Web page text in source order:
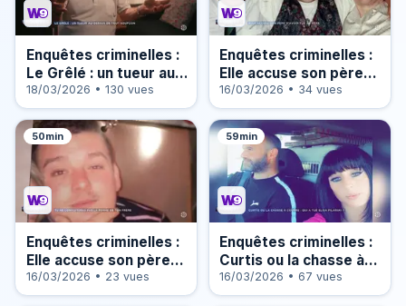
Enquêtes criminelles :
Le Grêlé : un tueur au-
dessus de tout
soupçon (1/2)
18/03/2026 • 130 vues
Enquêtes criminelles :
Elle accuse son père
d’avoir tué sa mère
(1/2)
16/03/2026 • 34 vues
50min
Enquêtes criminelles :
Elle accuse son père
d’avoir tué sa mère
(2/2)
16/03/2026 • 23 vues
59min
Enquêtes criminelles :
Curtis ou la chasse à
courre : qui a tué Élisa
Pilarski ? (1/2)
16/03/2026 • 67 vues